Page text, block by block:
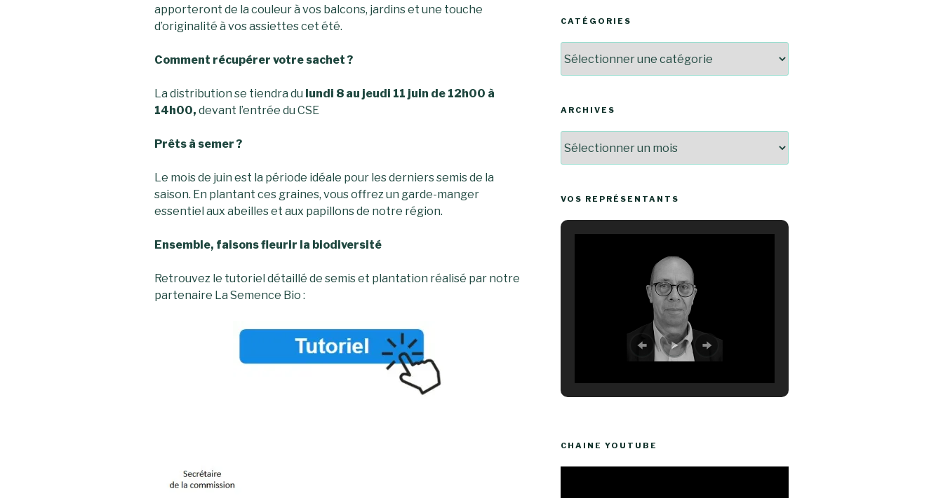
apporteront de la couleur à vos balcons, jardins et une touche
d’originalité à vos assiettes cet été.
Comment récupérer votre sachet ?
La distribution se tiendra du lundi 8 au jeudi 11 juin de 12h00 à
14h00, devant l’entrée du CSE
Prêts à semer ?
Le mois de juin est la période idéale pour les derniers semis de la
saison. En plantant ces graines, vous offrez un garde-manger
essentiel aux abeilles et aux papillons de notre région.
Ensemble, faisons fleurir la biodiversité
Retrouvez le tutoriel détaillé de semis et plantation réalisé par notre
partenaire La Semence Bio :
CATÉGORIES
ARCHIVES
VOS REPRÉSENTANTS
CHAINE YOUTUBE